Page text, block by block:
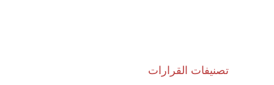
تصنيفات القرارات